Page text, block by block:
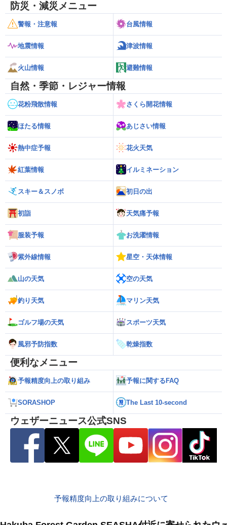
防災・減災メニュー
警報・注意報 台風情報
地震情報 津波情報
火山情報 避難情報
自然・季節・レジャー情報
花粉飛散情報 さくら開花情報
ほたる情報 あじさい情報
熱中症予報 花火天気
紅葉情報 イルミネーション
スキー＆スノボ 初日の出
初詣 天気痛予報
服装予報 お洗濯情報
紫外線情報 星空・天体情報
山の天気 空の天気
釣り天気 マリン天気
ゴルフ場の天気 スポーツ天気
風邪予防指数 乾燥指数
便利なメニュー
予報精度向上の取り組み 予報に関するFAQ
SORASHOP The Last 10-second
ウェザーニュース公式SNS
予報精度向上の取り組みについて